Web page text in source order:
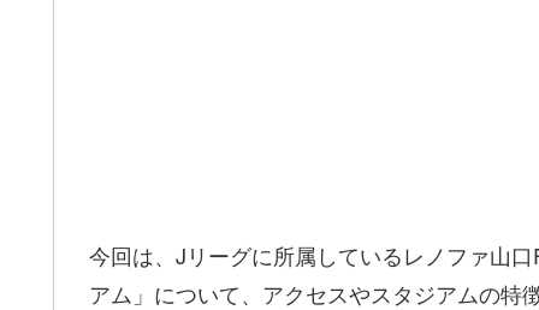
今回は、Jリーグに所属しているレノファ山
アム」について、アクセスやスタジアムの特